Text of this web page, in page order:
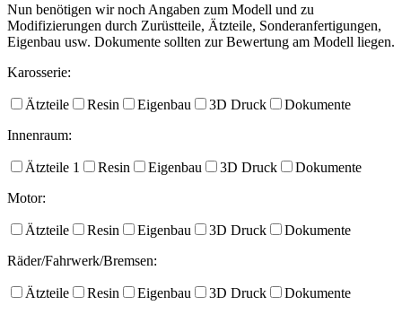
Nun benötigen wir noch Angaben zum Modell und zu
Modifizierungen durch Zurüstteile, Ätzteile, Sonderanfertigungen,
Eigenbau usw. Dokumente sollten zur Bewertung am Modell liegen.
Karosserie:
Ätzteile Resin Eigenbau 3D Druck
Dokumente
Innenraum:
Ätzteile 1 Resin Eigenbau 3D Druck
Dokumente
Motor:
Ätzteile Resin Eigenbau 3D Druck
Dokumente
Räder/Fahrwerk/Bremsen:
Ätzteile Resin Eigenbau 3D Druck
Dokumente